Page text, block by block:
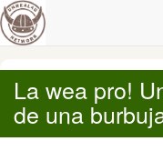
La wea pro!
de una